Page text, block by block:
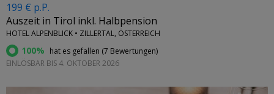
199 € p.P.
Auszeit in Tirol inkl. Halbpension
HOTEL ALPENBLICK • ZILLERTAL, ÖSTERREICH
100% hat es gefallen (7 Bewertungen)
EINLÖSBAR BIS 4. OKTOBER 2026